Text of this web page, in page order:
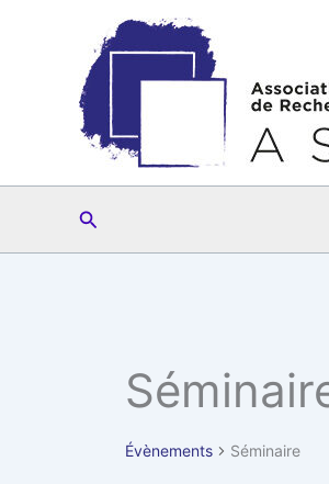
Rechercher
Évènements Séminaire